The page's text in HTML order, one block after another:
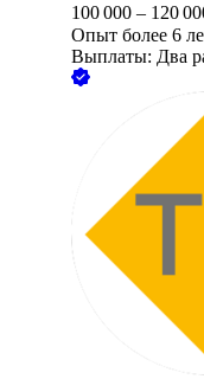
100 000 – 120
Опыт более 6
Выплаты: Два